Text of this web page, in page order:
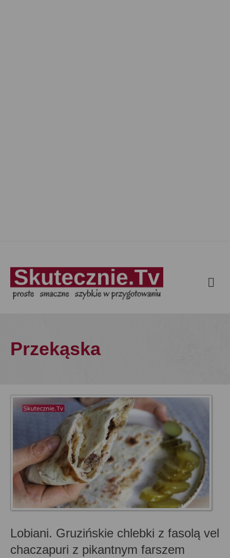
Przekąska
Lobiani. Gruzińskie chlebki z fasolą vel
chaczapuri z pikantnym farszem